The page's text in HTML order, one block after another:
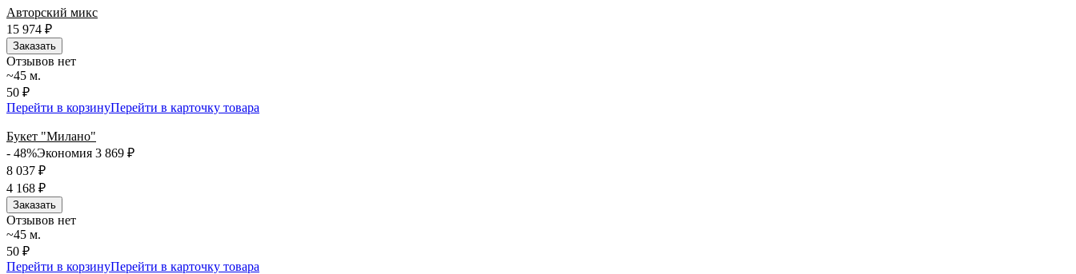
Авторский микс
15 974 ₽
Заказать
Отзывов нет
~45 м.
50 ₽
Перейти в корзинуПерейти в карточку товара
Букет "Милано"
- 48%Экономия 3 869 ₽
8 037 ₽
4 168 ₽
Заказать
Отзывов нет
~45 м.
50 ₽
Перейти в корзинуПерейти в карточку товара